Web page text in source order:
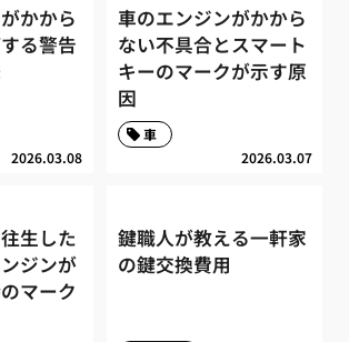
かから
る警告
2026.03.08
車のエンジンがかから
ない不具合とスマート
キーのマークが示す原
因
2026.03.07
車
生した
ジンが
マーク
鍵職人が教える一軒家
の鍵交換費用